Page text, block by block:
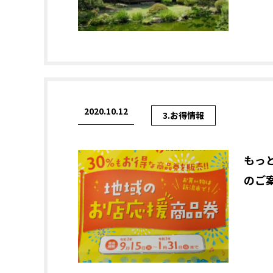
2020.10.12 3.お得情報
もっ
のご